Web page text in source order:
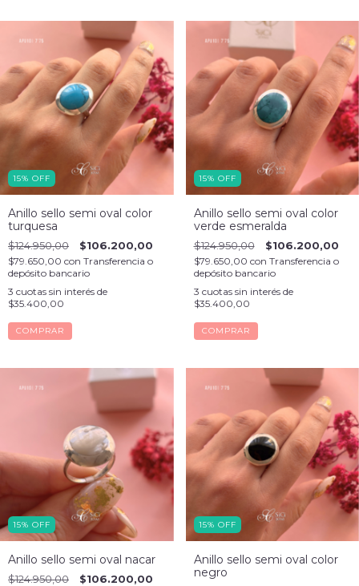
15% OFF
Anillo sello semi oval color
turquesa
$124.950,00 $106.200,00
$79.650,00 con Transferencia o
depósito bancario
3 cuotas sin interés de
$35.400,00
COMPRAR
15% OFF
Anillo sello semi oval color
verde esmeralda
$124.950,00 $106.200,00
$79.650,00 con Transferencia o
depósito bancario
3 cuotas sin interés de
$35.400,00
COMPRAR
15% OFF
Anillo sello semi oval nacar
$124.950,00 $106.200,00
15% OFF
Anillo sello semi oval color
negro